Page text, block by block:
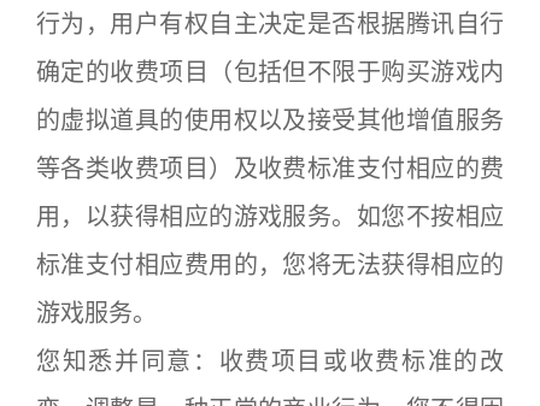
行为，用户有权自主决定是否根据腾讯自行
确定的收费项目（包括但不限于购买游戏内
的虚拟道具的使用权以及接受其他增值服务
等各类收费项目）及收费标准支付相应的费
用，以获得相应的游戏服务。如您不按相应
标准支付相应费用的，您将无法获得相应的
游戏服务。
您知悉并同意：收费项目或收费标准的改